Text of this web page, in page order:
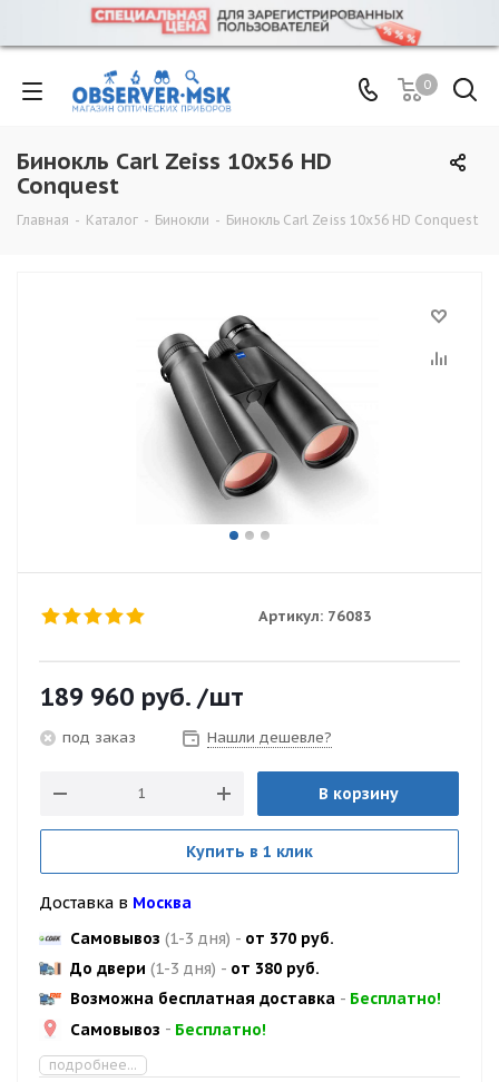
0
Бинокль Carl Zeiss 10x56 HD
Conquest
Главная - Каталог - Бинокли - Бинокль Carl Zeiss 10x56 HD Conquest
Артикул: 76083
189 960 руб. /шт
под заказ Нашли дешевле?
В корзину
Купить в 1 клик
Доставка в Москва
Самовывоз (1-3 дня) - от 370 руб.
До двери (1-3 дня) - от 380 руб.
Возможна бесплатная доставка - Бесплатно!
Самовывоз - Бесплатно!
подробнее...